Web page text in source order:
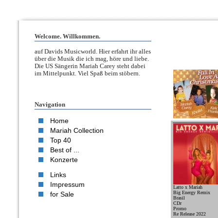
Welcome. Willkommen.
auf Davids Musicworld. Hier erfahrt ihr alles
über die Musik die ich mag, höre und liebe.
Die US Sängerin Mariah Carey steht dabei
im Mittelpunkt. Viel Spaß beim stöbern.
Navigation
Home
Mariah Collection
Top 40
Best of ...
Konzerte
Links
Impressum
for Sale
Latto x Mariah
Big Energy Remix
Brasil
CDr
Promo
Re Release 2022